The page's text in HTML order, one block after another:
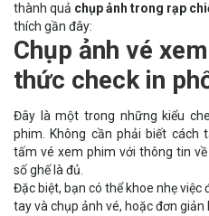
thành quả chụp ảnh trong rạp
thích gần đây:
Chụp ảnh vé
thức check in
Đây là một trong những kiểu
phim. Không cần phải biết
tấm vé xem phim với thông tin
số ghế là đủ.
Đặc biệt, bạn có thể khoe nhẹ
tay và chụp ảnh vé, hoặc đơn giản